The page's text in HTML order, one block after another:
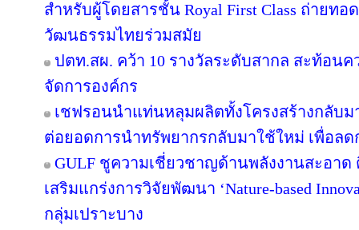
สำหรับผู้โดยสารชั้น Royal First Class ถ่ายท
วัฒนธรรมไทยร่วมสมัย
ปตท.สผ. คว้า 10 รางวัลระดับสากล สะท้อน
จัดการองค์กร
เชฟรอนนำแท่นหลุมผลิตทั้งโครงสร้างกลับ
ต่อยอดการนำทรัพยากรกลับมาใช้ใหม่ เพื่อล
GULF ชูความเชี่ยวชาญด้านพลังงานสะอา
เสริมแกร่งการวิจัยพัฒนา ‘Nature-based
กลุ่มเปราะบาง